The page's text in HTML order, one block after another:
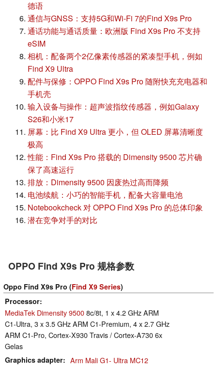
德语
通信与GNSS：支持5G和Wi-Fi 7的Find X9s Pro
通话功能与通话质量：欧洲版 Find X9s Pro 不支持
eSIM
相机：配备两个2亿像素传感器的紧凑型手机，例如
Find X9 Ultra
配件与保修：OPPO Find X9s Pro 随附快充充电器和
手机壳
输入设备与操作：超声波指纹传感器，例如Galaxy
S26和小米17
屏幕：比 Find X9 Ultra 更小，但 OLED 屏幕清晰度
极高
性能：Find X9s Pro 搭载的 Dimensity 9500 芯片确
保了高速运行
排放：Dimensity 9500 因废热过高而降频
电池续航：小巧的智能手机，配备大容量电池
Notebookcheck 对 OPPO Find X9s Pro 的总体印象
潜在竞争对手的对比
OPPO Find X9s Pro 规格参数
Oppo Find X9s Pro (Find X9 Series)
Processor
MediaTek Dimensity 95008c/8t, 1 x 4.2 GHz ARM
C1-Ultra, 3 x 3.5 GHz ARM C1-Premium, 4 x 2.7 GHz
ARM C1-Pro, Cortex-X930 Travis / Cortex-A730 6x
Gelas
Graphics adapter Arm Mali G1- Ultra MC12